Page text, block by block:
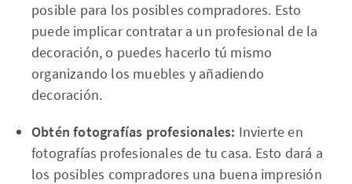
posible para los posibles compradores. Esto
puede implicar contratar a un profesional de la
decoración, o puedes hacerlo tú mismo
organizando los muebles y añadiendo
decoración.
Obtén fotografías profesionales: Invierte en
fotografías profesionales de tu casa. Esto dará a
los posibles compradores una buena impresión